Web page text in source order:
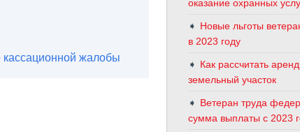
жалобы
оказание охранных
Новые льготы
в 2023 году
Как рассчитать
земельный участок
Ветеран труда
сумма выплаты с 2023